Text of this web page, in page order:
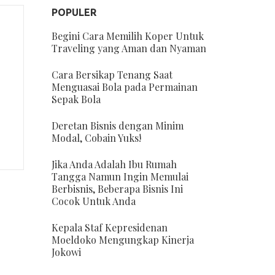
POPULER
Begini Cara Memilih Koper Untuk
Traveling yang Aman dan Nyaman
Cara Bersikap Tenang Saat
Menguasai Bola pada Permainan
Sepak Bola
Deretan Bisnis dengan Minim
Modal, Cobain Yuks!
Jika Anda Adalah Ibu Rumah
Tangga Namun Ingin Memulai
Berbisnis, Beberapa Bisnis Ini
Cocok Untuk Anda
Kepala Staf Kepresidenan
Moeldoko Mengungkap Kinerja
Jokowi